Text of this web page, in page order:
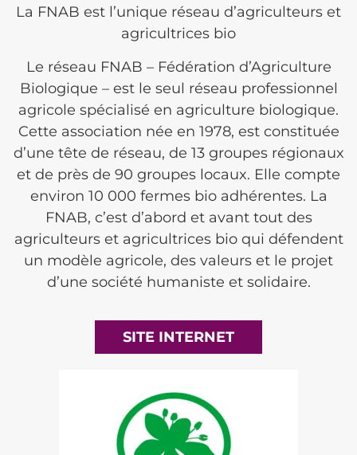
La FNAB est l’unique réseau d’agriculteurs et
agricultrices bio
Le réseau FNAB – Fédération d’Agriculture
Biologique – est le seul réseau professionnel
agricole spécialisé en agriculture biologique.
Cette association née en 1978, est constituée
d’une tête de réseau, de 13 groupes régionaux
et de près de 90 groupes locaux. Elle compte
environ 10 000 fermes bio adhérentes. La
FNAB, c’est d’abord et avant tout des
agriculteurs et agricultrices bio qui défendent
un modèle agricole, des valeurs et le projet
d’une société humaniste et solidaire.
SITE INTERNET